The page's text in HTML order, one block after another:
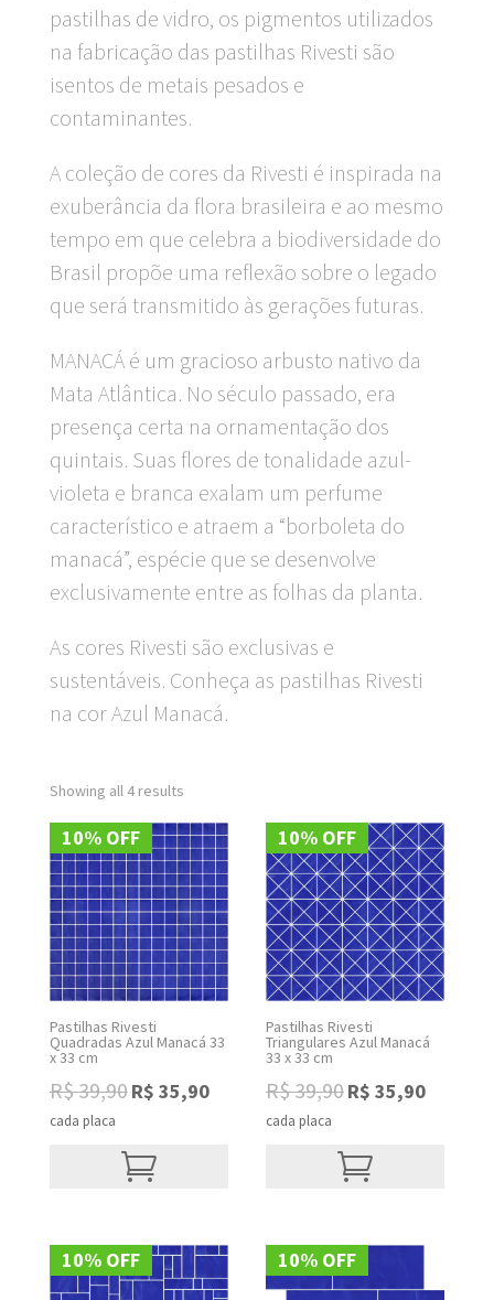
pastilhas de vidro, os pigmentos utilizados
na fabricação das pastilhas Rivesti são
isentos de metais pesados e
contaminantes.
A coleção de cores da Rivesti é inspirada na
exuberância da flora brasileira e ao mesmo
tempo em que celebra a biodiversidade do
Brasil propõe uma reflexão sobre o legado
que será transmitido às gerações futuras.
MANACÁ é um gracioso arbusto nativo da
Mata Atlântica. No século passado, era
presença certa na ornamentação dos
quintais. Suas flores de tonalidade azul-
violeta e branca exalam um perfume
característico e atraem a “borboleta do
manacá”, espécie que se desenvolve
exclusivamente entre as folhas da planta.
As cores Rivesti são exclusivas e
sustentáveis. Conheça as pastilhas Rivesti
na cor Azul Manacá.
Showing all 4 results
10% OFF
Pastilhas Rivesti
Quadradas Azul Manacá 33
x 33 cm
R$39,90 Original
R$ 39,90.
R$ 35,90Current
cada placa
10% OFF
Pastilhas Rivesti
Triangulares Azul Manacá
33 x 33 cm
R$39,90 Original
R$ 39,90.
R$ 35,90
cada placa
10% OFF 10% OFF